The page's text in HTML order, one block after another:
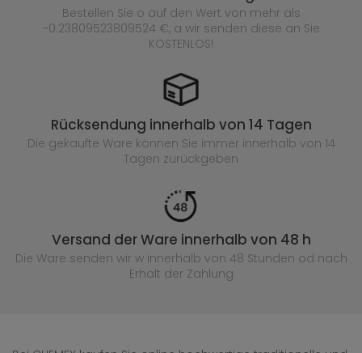
Bestellen Sie o auf den Wert von mehr als
-0.23809523809524 €, a wir senden diese an Sie
KOSTENLOS!
Rücksendung innerhalb von 14 Tagen
Die gekaufte Ware können Sie immer innerhalb von 14
Tagen zurückgeben
Versand der Ware innerhalb von 48 h
Die Ware senden wir w innerhalb von 48 Stunden od nach
Erhalt der Zahlung